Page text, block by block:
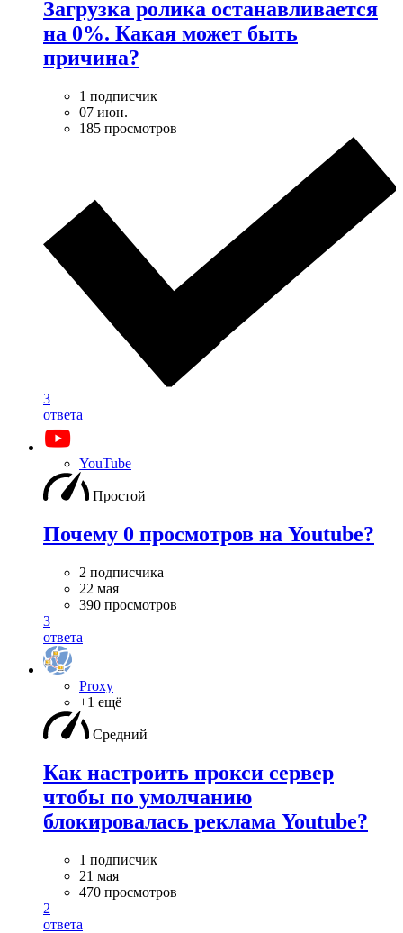
Загрузка ролика останавливается
на 0%. Какая может быть
причина?
1 подписчик
07 июн.
185 просмотров
3
ответа
YouTube
Простой
Почему 0 просмотров на Youtube?
2 подписчика
22 мая
390 просмотров
3
ответа
Proxy
+1 ещё
Средний
Как настроить прокси сервер
чтобы по умолчанию
блокировалась реклама Youtube?
1 подписчик
21 мая
470 просмотров
2
ответа